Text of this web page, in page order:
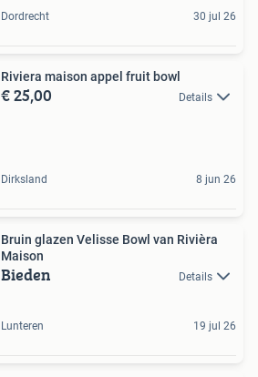
Dordrecht 30 jul 26
Riviera maison appel fruit bowl
€ 25,00 Details
Dirksland 8 jun 26
Bruin glazen Velisse Bowl van Rivièra
Maison
Bieden Details
Lunteren 19 jul 26